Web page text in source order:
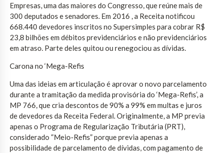
Empresas, uma das maiores do Congresso, que reúne mais de
300 deputados e senadores. Em 2016 , a Receita notificou
668.440 devedores inscritos no Supersimples para cobrar R$
23,8 bilhões em débitos previdenciários e não previdenciários
em atraso. Parte deles quitou ou renegociou as dívidas.
Carona no ‘Mega-Refis
Uma das ideias em articulação é aprovar o novo parcelamento
durante a tramitação da medida provisória do ‘Mega-Refis’, a
MP 766, que cria descontos de 90% a 99% em multas e juros
de devedores da Receita Federal. Originalmente, a MP previa
apenas o Programa de Regularização Tributária (PRT),
considerado “Meio-Refis” porque previa apenas a
possibilidade de parcelamento de dívidas, com pagamento de